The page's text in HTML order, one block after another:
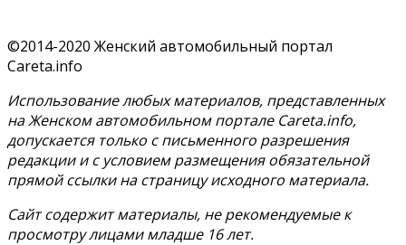
©2014-2020 Женский автомобильный портал
Careta.info
Использование любых материалов, представленных
на Женском автомобильном портале Careta.info,
допускается только с письменного разрешения
редакции и с условием размещения обязательной
прямой ссылки на страницу исходного материала.
Сайт содержит материалы, не рекомендуемые к
просмотру лицами младше 16 лет.